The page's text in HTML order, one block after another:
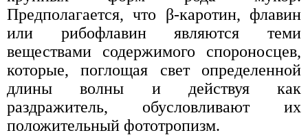
Предполагается, что β-каротин, флавин
или рибофлавин являются теми
веществами содержимого спороносцев,
которые, поглощая свет определенной
длины волны и действуя как
раздражитель, обусловливают их
положительный фототропизм.